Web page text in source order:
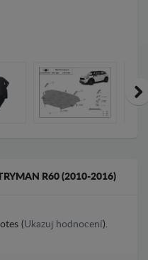
R60 (2010-2016)
(Ukazuj hodnocení).